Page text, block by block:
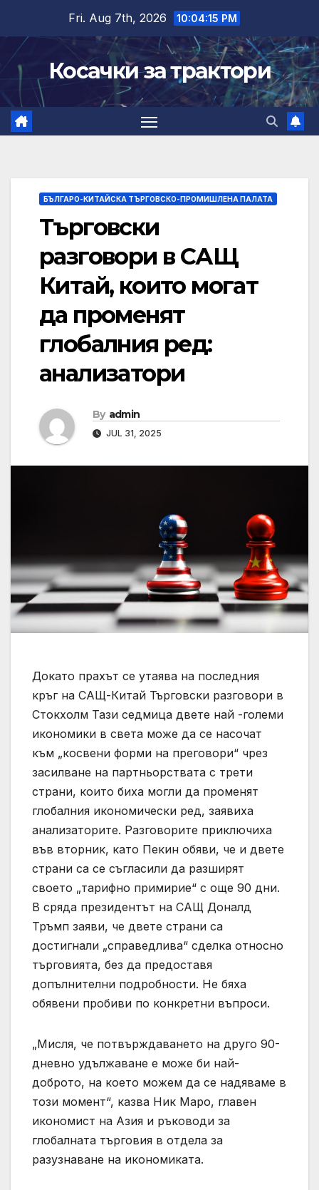
content
Fri. Aug 7th, 2026 10:04:16 PM
Косачки за трактори
БЪЛГАРО-КИТАЙСКА ТЪРГОВСКО-ПРОМИШЛЕНА ПАЛАТА
Търговски
разговори в САЩ
Китай, които могат
да променят
глобалния ред:
анализатори
By admin
JUL 31, 2025
Докато прахът се утаява на последния
кръг на САЩ-Китай Търговски разговори в
Стокхолм Тази седмица двете най -големи
икономики в света може да се насочат
към „косвени форми на преговори“ чрез
засилване на партньорствата с трети
страни, които биха могли да променят
глобалния икономически ред, заявиха
анализаторите. Разговорите приключиха
във вторник, като Пекин обяви, че и двете
страни са се съгласили да разширят
своето „тарифно примирие“ с още 90 дни.
В сряда президентът на САЩ Доналд
Тръмп заяви, че двете страни са
достигнали „справедлива“ сделка относно
търговията, без да предоставя
допълнителни подробности. Не бяха
обявени пробиви по конкретни въпроси.
„Мисля, че потвърждаването на друго 90-
дневно удължаване е може би най-
доброто, на което можем да се надяваме в
този момент“, казва Ник Маро, главен
икономист на Азия и ръководи за
глобалната търговия в отдела за
разузнаване на икономиката.